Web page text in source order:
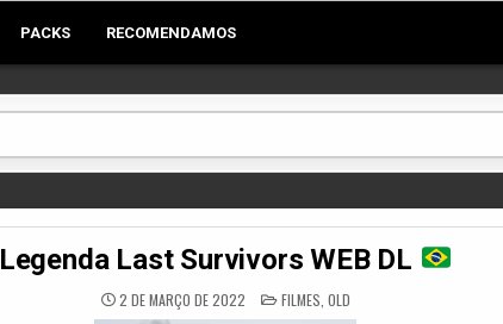
PACKS RECOMENDAMOS
Legenda Last Survivors WEB DL
2 DE MARÇO DE 2022 POSTED
IN
FILMES OLD